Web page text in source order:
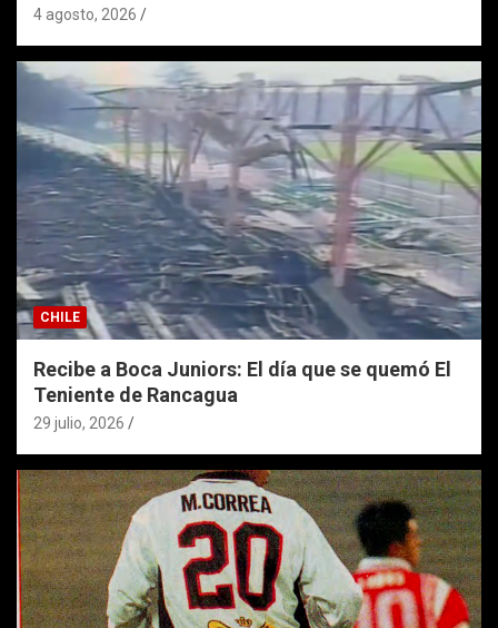
4 agosto, 2026
CHILE
Recibe a Boca Juniors: El día que se quemó El
Teniente de Rancagua
29 julio, 2026